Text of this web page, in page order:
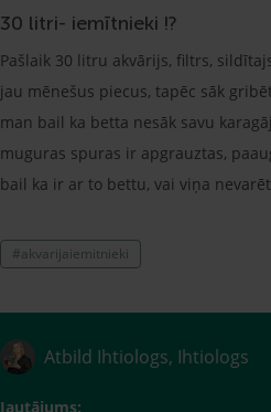
30 litri- iemītnieki !?
Pašlaik 30 litru akvārijs, filtrs,
jau mēnešus piecus, tapēc sāk
man bail ka betta nesāk savu
muguras spuras ir apgrauztas,
bail ka ir ar to bettu, vai viņa
#akvarijaiemitnieki
Atbild Ihtiologs, Ihtiologs
Jautājums: